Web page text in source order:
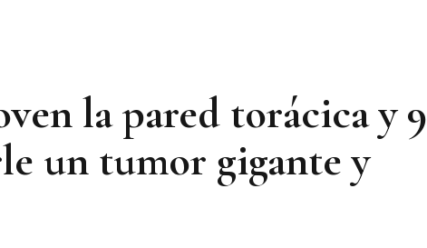
la pared torácica y 9
un tumor gigante y